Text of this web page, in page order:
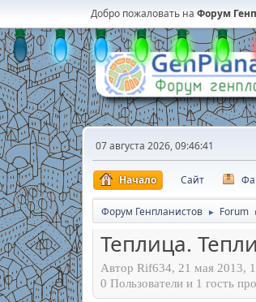
Добро пожаловать на Форум
07 августа 2026, 09:46:41
Начало Сайт
Форум Генпланистов ► Forum
Теплица.
Автор Rif634, 21 мая 2013,
0 Пользователи и 1 гость